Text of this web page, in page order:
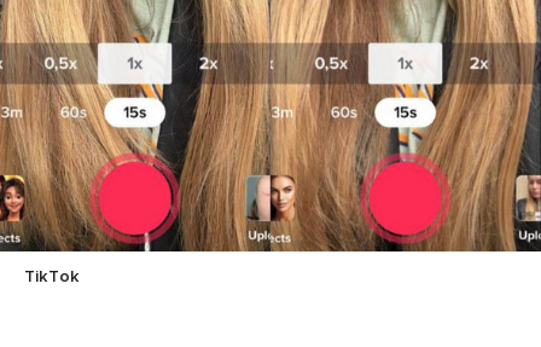
TikTok